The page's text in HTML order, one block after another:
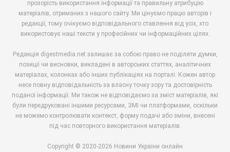
прозорість використання інформації та правильну атрибуцію
матеріалів, отриманих з нашого сайту. Ми цінуємо працю авторів і
редакції, тому очікуємо відповідального ставлення від усіх, хто
використовує наші тексти у професійних чи інформаційних цілях.
Редакція digestmedia.net залишає за собою право не поділяти думки,
позиції чи висновки, викладені в авторських статтях, аналітичних
матеріалах, колонках або інших публікаціях на порталі. Кожен автор
несе повну відповідальність за власну точку зору та достовірність
поданої інформації. Ми також не відповідаємо за зміст матеріалів, які
були передруковані іншими ресурсами, ЗМІ чи платформами, оскільки
не можемо контролювати контекст, форму подачі або зміни, внесені
під час повторного використання матеріалів.
Copyright © 2020-2026 Новини України онлайн